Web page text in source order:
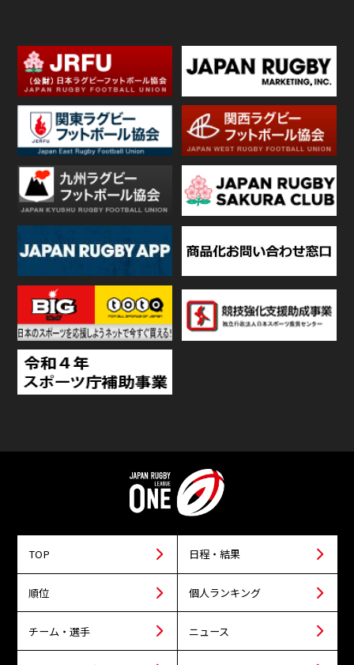
TOP 日程・結果
順位 個人ランキング
チーム・選手 ニュース